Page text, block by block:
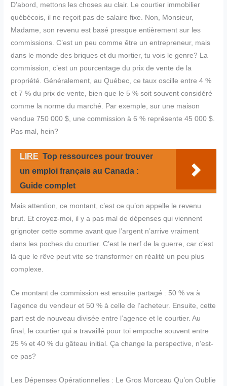
D’abord, mettons les choses au clair. Le courtier immobilier
québécois, il ne reçoit pas de salaire fixe. Non, Monsieur,
Madame, son revenu est basé presque entièrement sur les
commissions. C’est un peu comme être un entrepreneur, mais
dans le monde des briques et du mortier, tu vois le genre? La
commission, c’est un pourcentage du prix de vente de la
propriété. Généralement, au Québec, ce taux oscille entre 4 %
et 7 % du prix de vente, bien que le 5 % soit souvent considéré
comme la norme du marché. Par exemple, sur une maison
vendue 750 000 $, une commission à 6 % représente 45 000 $.
Pas mal, hein?
LIRE Top ressources pour trouver
un emploi français au Canada :
Guide complet
Mais attention, ce montant, c’est ce qu’on appelle le revenu
brut. Et croyez-moi, il y a pas mal de dépenses qui viennent
grignoter cette somme avant que l’argent n’arrive vraiment
dans les poches du courtier. C’est le nerf de la guerre, car c’est
là que le rêve peut vite se transformer en réalité un peu plus
complexe.
Ce montant de commission est ensuite partagé : 50 % va à
l’agence du vendeur et 50 % à celle de l’acheteur. Ensuite, cette
part est de nouveau divisée entre l’agence et le courtier. Au
final, le courtier qui a travaillé pour toi empoche souvent entre
25 % et 40 % du gâteau initial. Ça change la perspective, n’est-
ce pas?
Les Dépenses Opérationnelles : Le Gros Morceau Qu’on Oublie